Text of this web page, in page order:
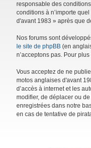
responsable des
conditions à n’importe
d'avant 1983 » après que
Nos forums sont
le site de phpBB (en
n’acceptons pas. Pour
Vous acceptez de ne
motos anglaises d'avant
d’accès à internet et les
modifier, de déplacer ou
enregistrées dans notre
en cas de tentative de